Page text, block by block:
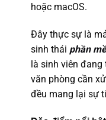
hoặc macOS.
Đây thực sự là
sinh thái phần
là sinh viên đang
văn phòng cần
đều mang lại sự